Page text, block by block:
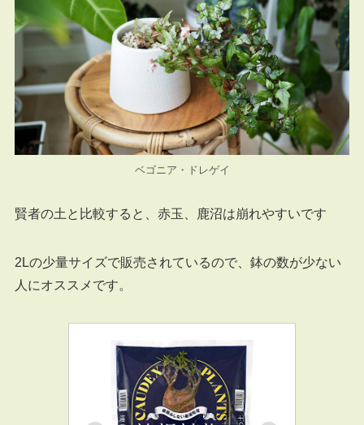
ベゴニア・ドレゲイ
賢者の土と比較すると、赤玉、鹿沼は崩れやすいです
2Lの少量サイズで販売されているので、鉢の数が少ない
人にオススメです。